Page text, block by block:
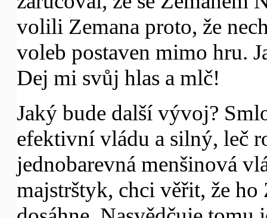
volili Zemana proto, že
voleb postaven mimo hru.
Dej mi svůj hlas a mlč!
Jaký bude další vývoj?
efektivní vládu a silný, leč
jednobarevná menšinová
majstrštyk, chci věřit, že